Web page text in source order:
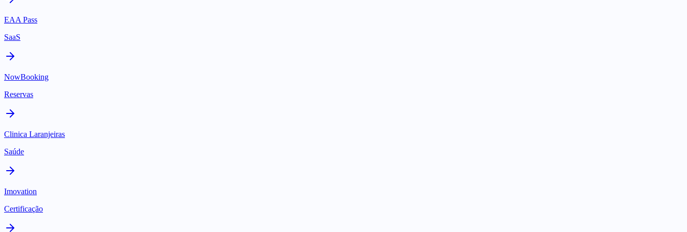
EAA Pass
SaaS
NowBooking
Reservas
Clinica Laranjeiras
Saúde
Imovation
Certificação